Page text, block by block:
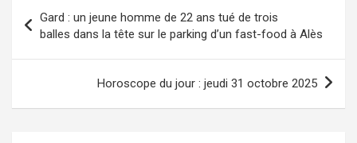
de
l’article
Gard : un jeune homme de 22 ans tué de trois
balles dans la tête sur le parking d’un fast-food à Alès
Horoscope du jour : jeudi 31 octobre 2025